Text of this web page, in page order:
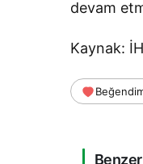
devam
Kaynak: